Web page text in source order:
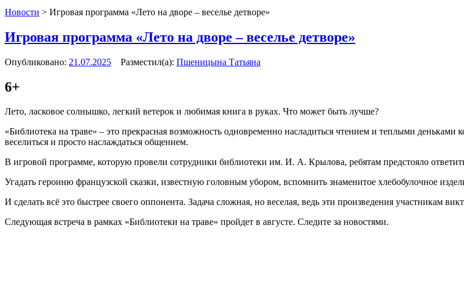
Новости > Игровая программа «Лето на дворе – веселье детворе»
Игровая программа «Лето на дворе – веселье детворе»
Опубликовано: 21.07.2025 Разместил(а): Пшеницына Татьяна
6+
Лето, ласковое солнышко, легкий ветерок и любимая книга в руках. Что может быть лучше?
«Библиотека на траве» – это прекрасная возможность одновременно насладиться чтением и теплыми деньками
веселиться и просто наслаждаться общением.
В игровой программе, которую провели сотрудники библиотеки им. И. А. Крылова, ребятам предстояло
Угадать героиню французской сказки, известную головным убором, вспомнить знаменитое хлебобулочное
И сделать всё это быстрее своего оппонента. Задача сложная, но веселая, ведь эти произведения участникам
Следующая встреча в рамках «Библиотеки на траве» пройдет в августе. Следите за новостями.